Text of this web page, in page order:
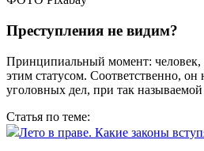
Преступления не видим?
Принципиальный момент: человек,
этим статусом. Соответственно,
уголовных дел, при так
Статья по теме:
Лето в праве. Какие законы